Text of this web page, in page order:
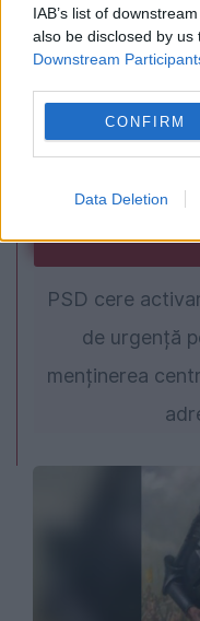
IAB’s list of
also be disclosed by
Downstream
CONFIRM
Data Deletion
PSD cere
de urgență
menținerea